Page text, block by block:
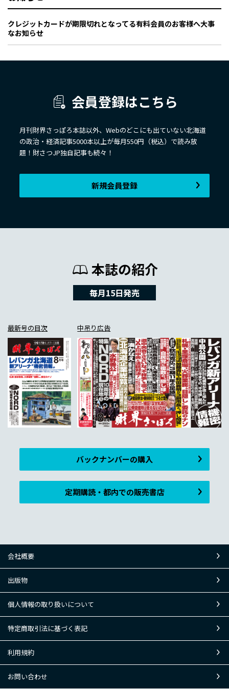
クレジットカードが期限切れとなってる有料会員のお客様へ大事
なお知らせ
会員登録はこちら
月刊財界さっぽろ本誌以外、Webのどこにも出ていない北海道
の政治・経済記事5000本以上が毎月550円（税込）で読み放
題！財さつJP独自記事も続々！
新規会員登録
本誌の紹介
毎月15日発売
最新号の目次 中吊り広告
バックナンバーの購入
定期購読・都内での販売書店
会社概要
出版物
個人情報の取り扱いについて
特定商取引法に基づく表記
利用規約
お問い合わせ